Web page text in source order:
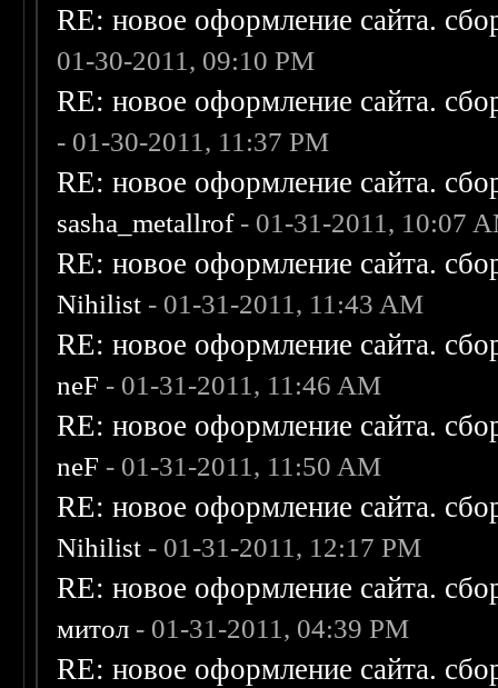
RE: новое оформление сайта.
01-30-2011, 09:10 PM
RE: новое оформление сайта.
- 01-30-2011, 11:37 PM
RE: новое оформление сайта.
sasha_metallrof- 01-31-2011, 10:07
RE: новое оформление сайта.
Nihilist - 01-31-2011, 11:43 AM
RE: новое оформление сайта.
neF - 01-31-2011, 11:46 AM
RE: новое оформление сайта.
neF - 01-31-2011, 11:50 AM
RE: новое оформление сайта.
Nihilist - 01-31-2011, 12:17 PM
RE: новое оформление сайта.
митол - 01-31-2011, 04:39 PM
RE: новое оформление сайта.